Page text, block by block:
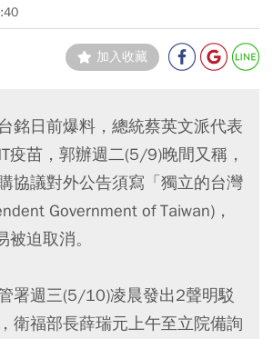
加入收藏
銘日前爆料，總統蔡英文派代表
疫苗，郭辦週二(5/9)晚間又稱，
協議對外公告須寫「獨立的台灣
Government of Taiwan)，
被迫取消。
署週三(5/10)凌晨發出2聲明駁
衛福部長薛瑞元上午至立院備詢